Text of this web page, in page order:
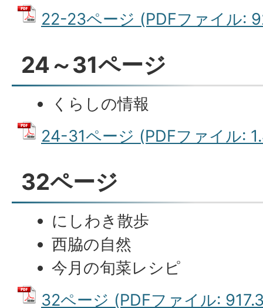
22-23ページ (PDFファイル:
24～31ページ
くらしの情報
24-31ページ (PDFファイル:
32ページ
にしわき散歩
西脇の自然
今月の旬菜レシピ
32ページ (PDFファイル: